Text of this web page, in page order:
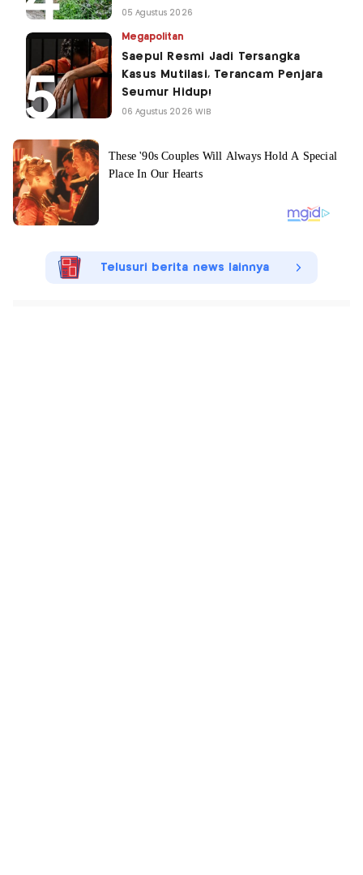
05 Agustus 2026
Megapolitan
Saepul Resmi Jadi Tersangka
Kasus Mutilasi, Terancam Penjara
Seumur Hidup!
06 Agustus 2026 WIB
Telusuri berita news lainnya